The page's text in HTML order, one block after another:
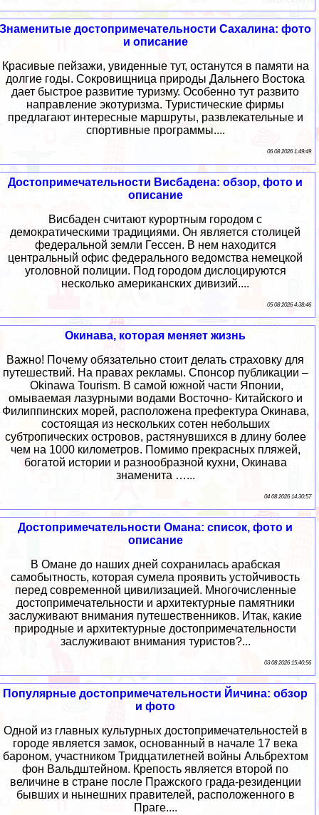
Знаменитые достопримечательности Сахалина: фото
и описание
Красивые пейзажи, увиденные тут, останутся в памяти на
долгие годы. Сокровищница природы Дальнего Востока
дает быстрое развитие туризму. Особенно тут развито
направление экотуризма. Туристические фирмы
предлагают интересные маршруты, развлекательные и
спортивные программы....
06 08 2026 1:49:49
Достопримечательности Висбадена: обзор, фото и
описание
Висбаден считают курортным городом с
демократическими традициями. Он является столицей
федеральной земли Гессен. В нем находится
центральный офис федерального ведомства немецкой
уголовной полиции. Под городом дислоцируются
несколько американских дивизий....
05 08 2026 4:38:46
Окинава, которая меняет жизнь
Важно! Почему обязательно стоит делать страховку для
путешествий. На правах рекламы. Спонсор публикации –
Okinawa Tourism. В самой южной части Японии,
омываемая лазурными водами Восточно- Китайского и
Филиппинских морей, расположена префектура Окинава,
состоящая из нескольких сотен небольших
субтропических островов, растянувшихся в длину более
чем на 1000 километров. Помимо прекрасных пляжей,
богатой истории и разнообразной кухни, Окинава
знаменита …...
04 08 2026 14:30:57
Достопримечательности Омана: список, фото и
описание
В Омане до наших дней сохранилась арабская
самобытность, которая сумела проявить устойчивость
перед современной цивилизацией. Многочисленные
достопримечательности и архитектурные памятники
заслуживают внимания путешественников. Итак, какие
природные и архитектурные достопримечательности
заслуживают внимания туристов?...
03 08 2026 15:40:56
Популярные достопримечательности Йичина: обзор
и фото
Одной из главных культурных достопримечательностей в
городе является замок, основанный в начале 17 века
бароном, участником Тридцатилетней войны Альбрехтом
фон Вальдштейном. Крепость является второй по
величине в стране после Пражского града-резиденции
бывших и нынешних правителей, расположенного в
Праге....